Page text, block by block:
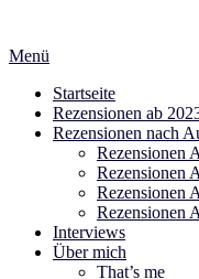
springen
Menü
Startseite
Rezensionen ab
Rezensionen nach
Rezensionen
Rezensionen
Rezensionen
Rezensionen
Interviews
Über mich
That’s me